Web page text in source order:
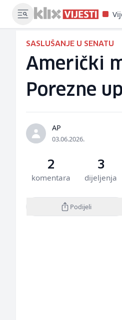
SASLUŠANJE U SENATU
Američki
Porezne
AP
03.06.2026.
2
komentara
3
dijeljenja
Podijeli